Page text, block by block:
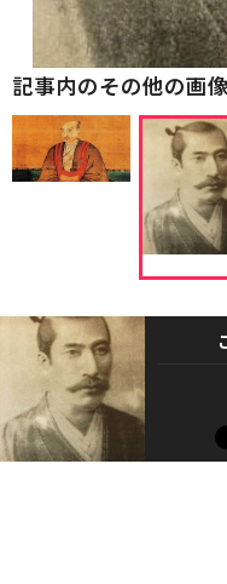
記事内のその他の画像